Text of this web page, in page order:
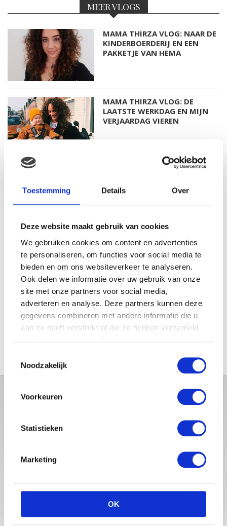
Toestemming Details Over
Deze website maakt gebruik van cookies
We gebruiken cookies om content en advertenties
te personaliseren, om functies voor social media te
bieden en om ons websiteverkeer te analyseren.
Ook delen we informatie over uw gebruik van onze
site met onze partners voor social media,
adverteren en analyse. Deze partners kunnen deze
gegevens combineren met andere informatie die u
aan ze heeft verstrekt of die ze hebben verzameld
Noodzakelijk
Voorkeuren
Statistieken
Marketing
OK
MEER VLOGS
MAMA THIRZA VLOG: NAAR DE
KINDERBOERDERIJ EN EEN
PAKKETJE VAN HEMA
MAMA THIRZA VLOG: DE
LAATSTE WERKDAG EN MIJN
VERJAARDAG VIEREN
MAMA THIRZA VLOG: HET IS
VAKANTIE & TWEE ZIEKE
KINDEREN
MAMA CARMEN VLOG:
SCHOLEN ZIJN WEER
BEGONNEN & TANDEN BLEKEN
Babystraatje.nl is een uniek platform voor aanstaande en
jonge moeders. Een online ontmoetingsplek vol
inspirerende blogs en handige artikelen op het gebied van
zwangerschap, moederschap, babyproducten, lifestyle en